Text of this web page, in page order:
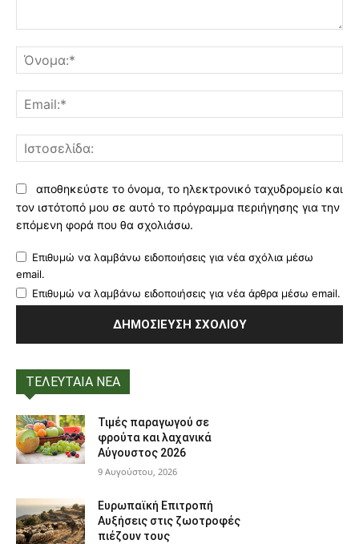
αποθηκεύστε το όνομα, το ηλεκτρονικό ταχυδρομείο και
τον ιστότοπό μου σε αυτό το πρόγραμμα περιήγησης για την
επόμενη φορά που θα σχολιάσω.
Επιθυμώ να λαμβάνω ειδοποιήσεις για νέα σχόλια μέσω
email.
Επιθυμώ να λαμβάνω ειδοποιήσεις για νέα άρθρα μέσω email.
ΤΕΛΕΥΤΑΙΑ ΝΕΑ
Τιμές παραγωγού σε
φρούτα και λαχανικά
Αύγουστος 2026
9 Αυγούστου, 2026
Ευρωπαϊκή Επιτροπή
Αυξήσεις στις ζωοτροφές
πιέζουν τους